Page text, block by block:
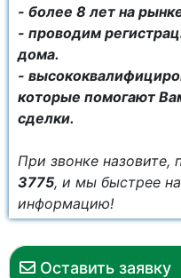
Оставить заявку
- более 8 лет на
- проводим
дома.
-
которые помогают
сделки.
При звонке назовите,
3775, и мы быстрее
информацию!